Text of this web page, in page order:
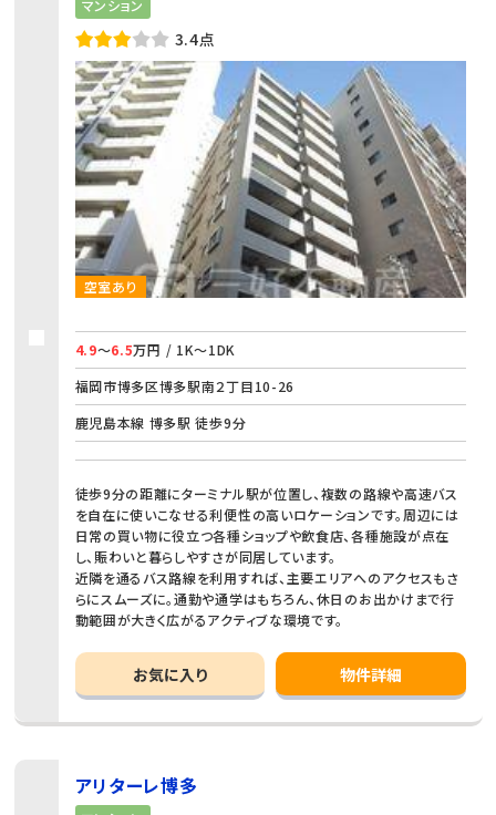
マンション
3.4点
空室あり
4.9～6.5万円 / 1K～1DK
福岡市博多区博多駅南２丁目10-26
鹿児島本線 博多駅 徒歩9分
徒歩9分の距離にターミナル駅が位置し、複数の路線や高速バス
を自在に使いこなせる利便性の高いロケーションです。周辺には
日常の買い物に役立つ各種ショップや飲食店、各種施設が点在
し、賑わいと暮らしやすさが同居しています。
近隣を通るバス路線を利用すれば、主要エリアへのアクセスもさ
らにスムーズに。通勤や通学はもちろん、休日のお出かけまで行
動範囲が大きく広がるアクティブな環境です。
お気に入り 物件詳細
アリターレ博多